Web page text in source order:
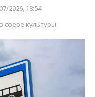
2026, 18:54
сфере культуры